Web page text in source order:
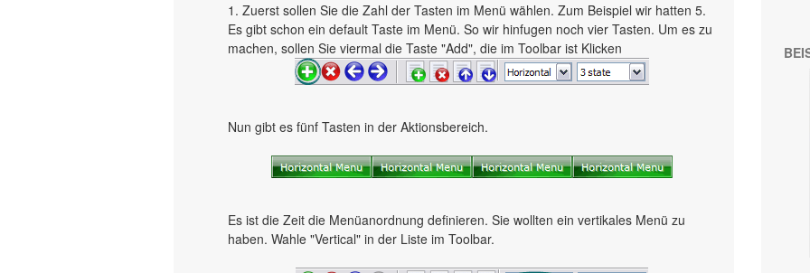
1. Zuerst sollen Sie die Zahl der Tasten im Menü wählen. Zum Beispiel wir hatten 5.
Es gibt schon ein default Taste im Menü. So wir hinfugen noch vier Tasten. Um es zu
machen, sollen Sie viermal die Taste "Add", die im Toolbar ist Klicken
Nun gibt es fünf Tasten in der Aktionsbereich.
Es ist die Zeit die Menüanordnung definieren. Sie wollten ein vertikales Menü zu
haben. Wahle "Vertical" in der Liste im Toolbar.